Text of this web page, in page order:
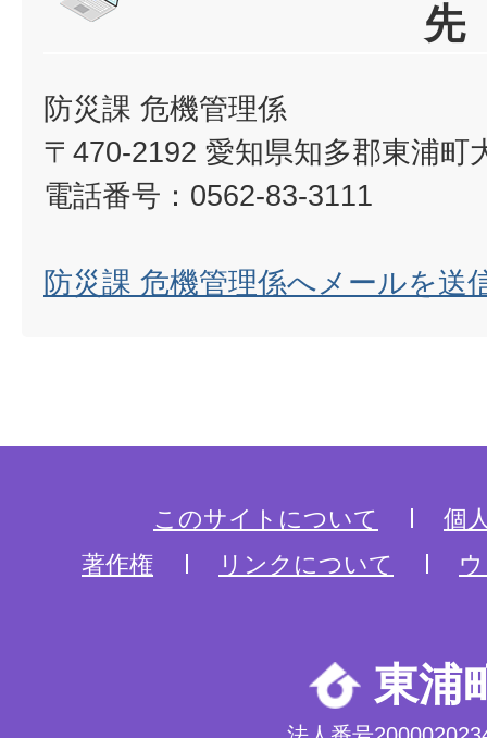
先
防災課 危機管理係
〒470-2192 愛知県知多郡東浦町
電話番号：0562-83-3111
防災課 危機管理係へメールを送
このサイトについて
個
著作権
リンクについて
東浦